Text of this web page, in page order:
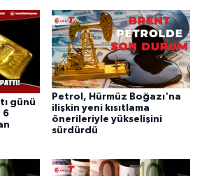
günü
6
Petrol, Hürmüz Boğazı'na
ilişkin yeni kısıtlama
önerileriyle yükselişini
sürdürdü